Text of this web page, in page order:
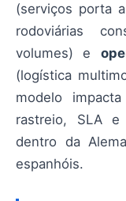
(serviços porta
rodoviárias
volumes) e
(logística
modelo
rastreio, SLA
dentro da
espanhóis.